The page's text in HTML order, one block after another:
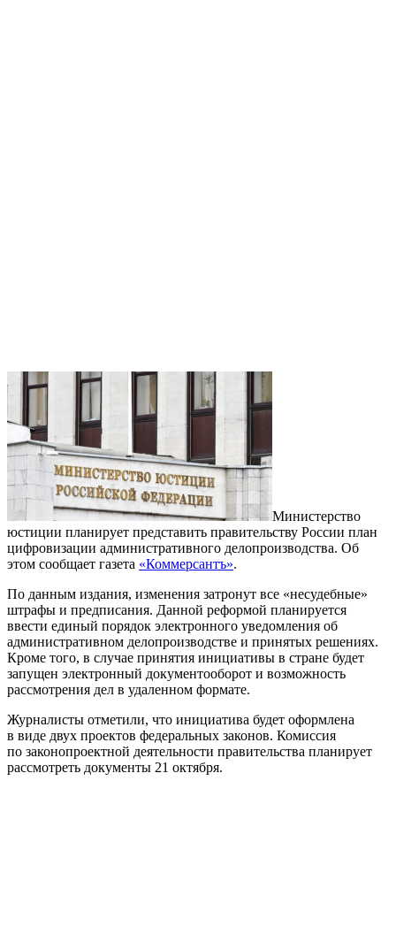
Министерство
юстиции планирует представить правительству России план
цифровизации административного делопроизводства. Об
этом сообщает газета «Коммерсантъ».
По данным издания, изменения затронут все «несудебные»
штрафы и предписания. Данной реформой планируется
ввести единый порядок электронного уведомления об
административном делопроизводстве и принятых решениях.
Кроме того, в случае принятия инициативы в стране будет
запущен электронный документооборот и возможность
рассмотрения дел в удаленном формате.
Журналисты отметили, что инициатива будет оформлена
в виде двух проектов федеральных законов. Комиссия
по законопроектной деятельности правительства планирует
рассмотреть документы 21 октября.